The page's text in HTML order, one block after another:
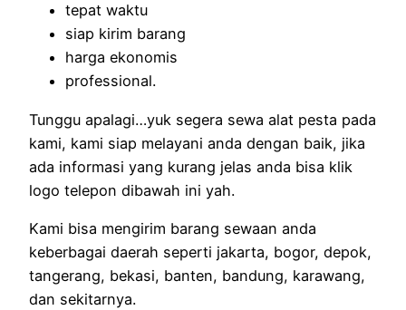
tepat waktu
siap kirim barang
harga ekonomis
professional.
Tunggu apalagi…yuk segera sewa alat pesta pada
kami, kami siap melayani anda dengan baik, jika
ada informasi yang kurang jelas anda bisa klik
logo telepon dibawah ini yah.
Kami bisa mengirim barang sewaan anda
keberbagai daerah seperti jakarta, bogor, depok,
tangerang, bekasi, banten, bandung, karawang,
dan sekitarnya.